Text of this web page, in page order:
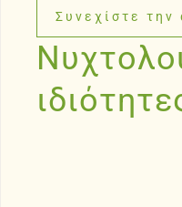
Συνεχίστε την